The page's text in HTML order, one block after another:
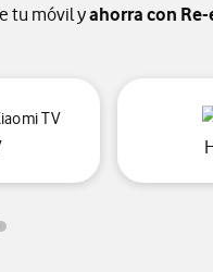
tu móvil yahorra con
de gaming de
"smart tv", accede al